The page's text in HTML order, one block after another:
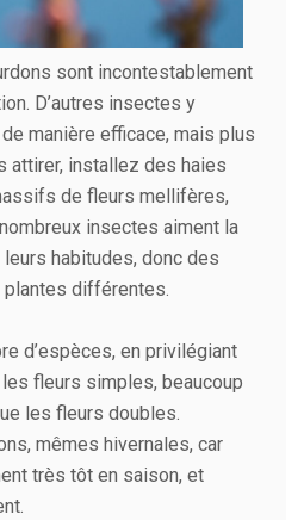
sont incontestablement
D’autres insectes y
manière efficace, mais plus
attirer, installez des haies
de fleurs mellifères,
insectes aiment la
habitudes, donc des
différentes.
d’espèces, en privilégiant
fleurs simples, beaucoup
les fleurs doubles.
mêmes hivernales, car
très tôt en saison, et